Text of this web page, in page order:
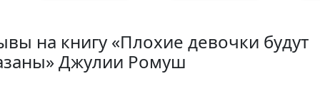
на книгу «Плохие девочки будут
Джулии Ромуш